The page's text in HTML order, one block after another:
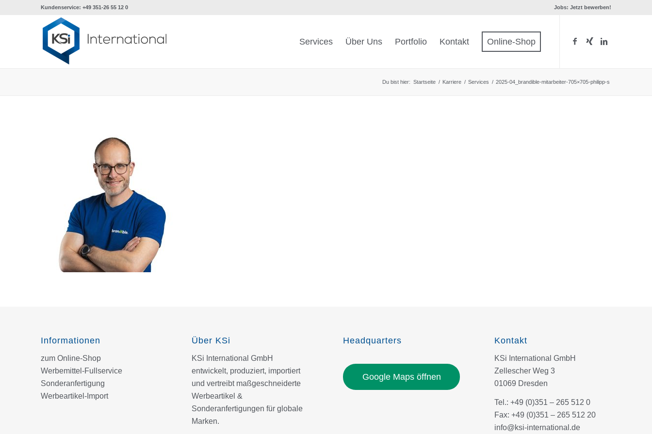
Jobs: Jetzt bewerben!
Kundenservice: +49 351-26 55 12 0
Services Über Uns Portfolio Kontakt Online-Shop
Du bist hier: Startseite / Karriere / Services / 2025-04_brandible-mitarbeiter-705×705-philipp-s
Informationen
zum Online-Shop
Werbemittel-Fullservice
Sonderanfertigung
Werbeartikel-Import
Über KSi
KSi International GmbH
entwickelt, produziert, importiert
und vertreibt maßgeschneiderte
Werbeartikel &
Sonderanfertigungen für globale
Marken.
Headquarters
Google Maps öffnen
Kontakt
KSi International GmbH
Zellescher Weg 3
01069 Dresden
Tel.: +49 (0)351 – 265 512 0
Fax: +49 (0)351 – 265 512 20
info@ksi-international.de